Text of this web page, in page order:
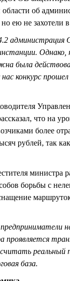
об
ею не захотели
Однако,
была
конкурс
что на
более
рублей, так
министра
борьбы с
проявляется
база.